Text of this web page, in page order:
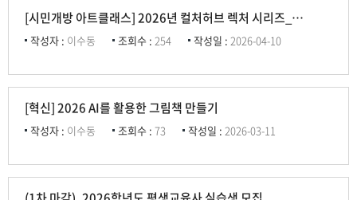
[시민개방 아트클래스] 2026년 컬처허브 렉처 시리즈_1편(영화부문) Alireza Ghasemi
작성자 : 이수동 조회수 : 254 작성일 : 2026-04-10
[혁신] 2026 AI를 활용한 그림책 만들기
작성자 : 이수동 조회수 : 73 작성일 : 2026-03-11